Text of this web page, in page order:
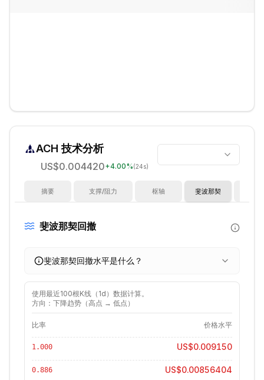
ACH 技术分析
US$0.004420+4.00%(24s)
摘要 支撑/阻力 枢轴 斐波那契
斐波那契回撤
斐波那契回撤水平是什么？
使用最近100根K线（ 1d ）数据计算。
方向：下降趋势（高点 → 低点）
比率 价格水平
1.000 US$0.009150
0.886 US$0.00856404